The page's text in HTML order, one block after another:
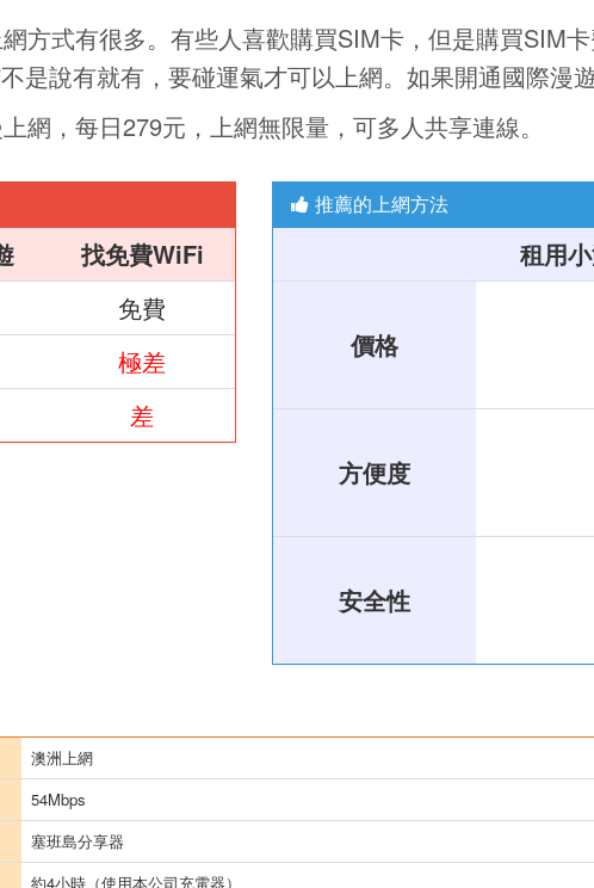
方式有很多。有些人喜歡購買SIM卡，但是購買SIM
是說有就有，要碰運氣才可以上網。如果開通國際漫遊
網，每日279元，上網無限量，可多人共享連線。
找免費WiFi
免費
極差
差
推薦的上網方法
租用
價格
方便度
安全性
澳洲上網
54Mbps
塞班島分享器
約4小時（使用本公司充電器）